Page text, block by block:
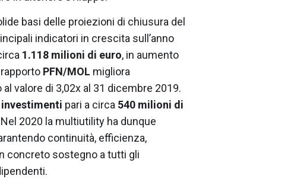
basi delle proiezioni di chiusura del
indicatori in crescita sull’anno
1.118 milioni di euro, in aumento
PFN/MOL migliora
al valore di 3,02x al 31 dicembre 2019.
investimenti pari a circa 540 milioni di
2020 la multiutility ha dunque
continuità, efficienza,
concreto sostegno a tutti gli